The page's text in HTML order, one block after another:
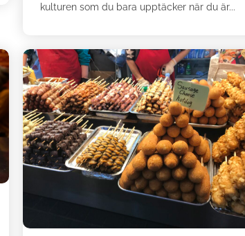
kulturen som du bara upptäcker när du är...